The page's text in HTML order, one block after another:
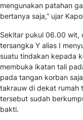
mengunakan patahan
bertanya saja,” ujar
Sekitar pukul 06.00 wit,
tersangka Y alias I
suatu tindakan kepada
membuka ikatan tali
pada tangan korban
takrauw di dekat rumah
tersebut sudah
bakti.